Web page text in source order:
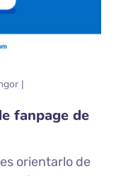
fanpage de
orientarlo de